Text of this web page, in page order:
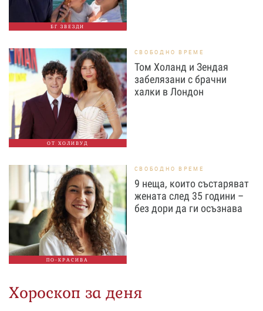
БГ ЗВЕЗДИ
ОТ ХОЛИВУД
СВОБОДНО ВРЕМЕ
Том Холанд и Зендая
забелязани с брачни
халки в Лондон
ПО-КРАСИВА
СВОБОДНО ВРЕМЕ
9 неща, които състаряват
жената след 35 години –
без дори да ги осъзнава
Хороскоп за деня